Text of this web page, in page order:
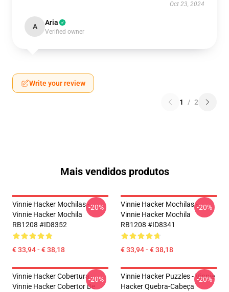
Oct 23, 2024
A Aria
Verified owner
Write your review
1 / 2
Mais vendidos produtos
Vinnie Hacker Mochilas -
Vinnie Hacker Mochila
RB1208 #ID8352
€ 33,94 - € 38,18
-20%
Vinnie Hacker Mochilas -
Vinnie Hacker Mochila
RB1208 #ID8341
€ 33,94 - € 38,18
-20%
Vinnie Hacker Cobertura -
Vinnie Hacker Cobertor De
-20%
Vinnie Hacker Puzzles - Vinnie
Hacker Quebra-Cabeça
-20%